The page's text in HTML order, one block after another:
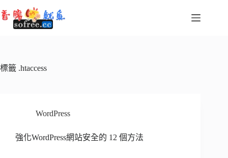
至
容
標籤 .htaccess
WordPress
強化WordPress網站安全的 12 個方法